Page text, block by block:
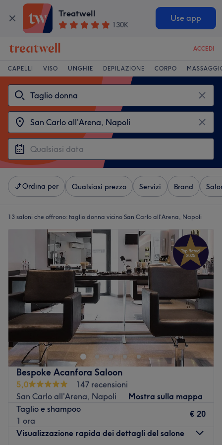
Treatwell
130K
Use app
ACCEDI
CAPELLI VISO UNGHIE DEPILAZIONE CORPO
Ordina per Qualsiasi prezzo Servizi Brand
13 saloni che offrono: taglio donna vicino San Carlo all'Arena, Napoli
Bespoke Acanfora Saloon
5,0
147 recensioni
San Carlo all'Arena, Napoli
Mostra sulla mappa
Taglio e shampoo
1 ora
€ 20
Visualizzazione rapida dei dettagli del salone